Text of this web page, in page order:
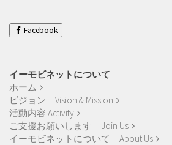
WorksFacebook
イーモビネットについて
ホーム
ビジョン Vision & Mission
活動内容 Activity
ご支援お願いします Join Us
イーモビネットについて About Us